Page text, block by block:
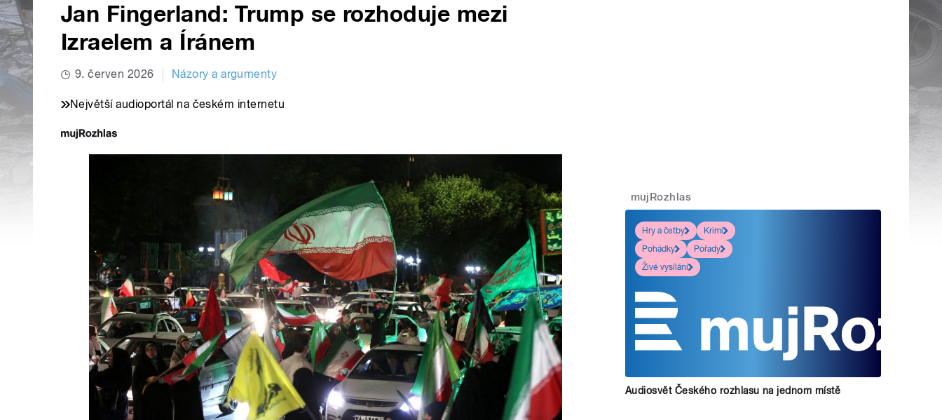
Jan Fingerland: Trump se rozhoduje mezi
Izraelem a Íránem
9. červen 2026 Názory a argumenty
Největší audioportál na českém internetu
mujRozhlas
Hry a četby
Krimi
Pohádky
Pořady
Živé vysílání
Audiosvět Českého rozhlasu na jednom místě